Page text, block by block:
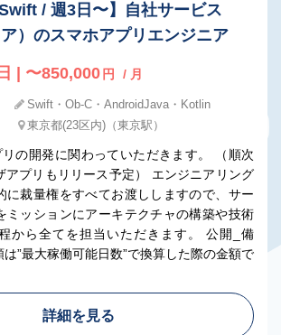
Swift / 週3日〜】自社サービス
ア）のスマホアプリエンジニア
| 〜850,000 円 / 月
Swift・Ob-C・AndroidJava・Kotlin
東京都(23区内)（東京駅）
の開発に関わっていただきます。 （順次
アプリもリリース予定） エンジニアリング
に裁量権をすべてお渡ししますので、サー
ミッションにアーキテクチャの構築や技術
から全てを担当いただきます。 公開_備
”最大稼働可能日数”で換算した際の金額で
詳細を見る